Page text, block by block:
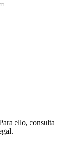
ello, consulta